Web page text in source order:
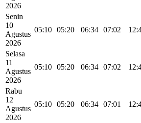
2026
Senin
10
Agustus
2026
05:10 05:20 06:34 07:02
Selasa
11
Agustus
2026
05:10 05:20 06:34 07:02
Rabu
12
Agustus
2026
05:10 05:20 06:34 07:01